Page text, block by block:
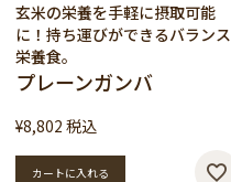
玄米の栄養を手軽に摂取可能
に！持ち運びができるバランス
栄養食。
プレーンガンバ
¥8,802 税込
カートに入れる